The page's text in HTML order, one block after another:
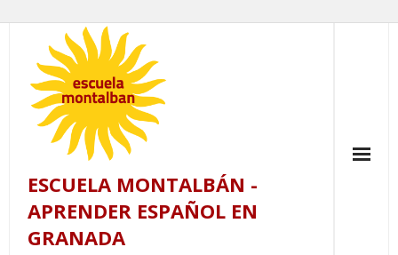
content
ESCUELA MONTALBÁN -
APRENDER ESPAÑOL EN
GRANADA